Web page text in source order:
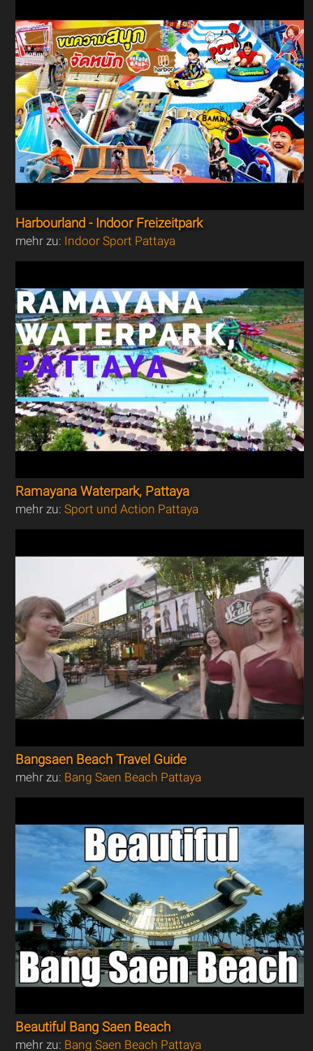
Harbourland - Indoor Freizeitpark
mehr zu: Indoor Sport Pattaya
Ramayana Waterpark, Pattaya
mehr zu:Sport und Action Pattaya
Bangsaen Beach Travel Guide
mehr zu: Bang Saen Beach Pattaya
Beautiful Bang Saen Beach
mehr zu: Bang Saen Beach Pattaya